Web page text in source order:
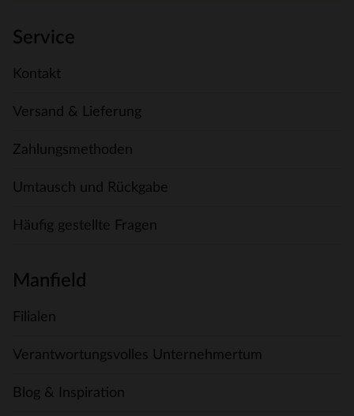
Service
Kontakt
Versand & Lieferung
Zahlungsmethoden
Umtausch und Rückgabe
Häufig gestellte Fragen
Manfield
Filialen
Verantwortungsvolles Unternehmertum
Blog & Inspiration